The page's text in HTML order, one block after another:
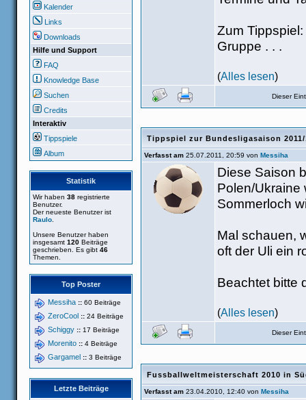
Kalender
Links
Downloads
Hilfe und Support
FAQ
Knowledge Base
Suchen
Credits
Interaktiv
Tippspiele
Album
Statistik
Wir haben 38 registrierte
Benutzer.
Der neueste Benutzer ist
Raulo
Unsere Benutzer haben
insgesamt 120 Beiträge
geschrieben. Es gibt 46
Themen.
Top Poster
Messiha :: 60 Beiträge
ZeroCool :: 24 Beiträge
Schiggy :: 17 Beiträge
Morenito :: 4 Beiträge
Gargamel :: 3 Beiträge
Letzte Beiträge
Zum
Gruppe . . .
(Alles lesen)
Dieser
Tippspiel zur Bundesligasaison 2011/
Verfasst am 25.07.2011, 20:59 von Messiha
Diese Saison
Polen/Ukraine
Sommerloch
Mal schauen,
oft der Uli ein
Beachtet bitte
(Alles lesen)
Dieser
Fussballweltmeisterschaft 2010 in
Verfasst am 23.04.2010, 12:40 von Messiha